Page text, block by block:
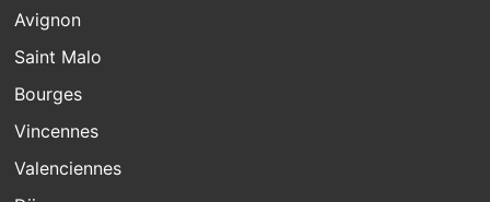
Avignon
Saint Malo
Bourges
Vincennes
Valenciennes